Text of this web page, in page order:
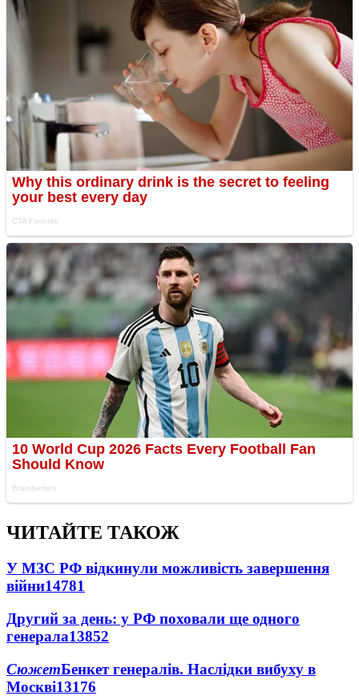
ЧИТАЙТЕ ТАКОЖ
У МЗС РФ відкинули можливість завершення
війни14781
Другий за день: у РФ поховали ще одного
генерала13852
СюжетБенкет генералів. Наслідки вибуху в
Москві13176